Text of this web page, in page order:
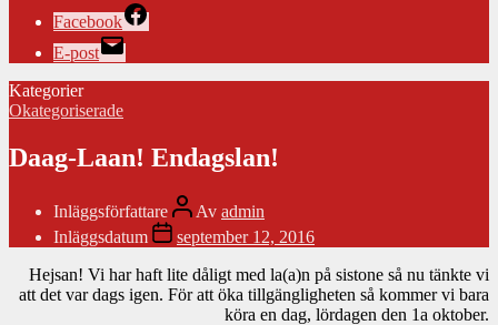
Facebook
E-post
Kategorier
Okategoriserade
Daag-Laan! Endagslan!
Inläggsförfattare Av admin
Inläggsdatum
september 12, 2016
Hejsan! Vi har haft lite dåligt med la(a)n på sistone så nu tänkte vi
att det var dags igen. För att öka tillgängligheten så kommer vi bara
köra en dag, lördagen den 1a oktober.